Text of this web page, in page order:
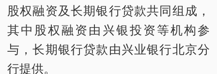
股权融资及长期银行贷款共同组成，
其中股权融资由兴银投资等机构参
与，长期银行贷款由兴业银行北京分
行提供。